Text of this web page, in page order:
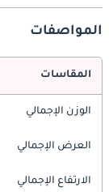
المواصفات
المقاسات
الوزن الإجمالي
العرض الإجمالي
الارتفاع الإجمالي